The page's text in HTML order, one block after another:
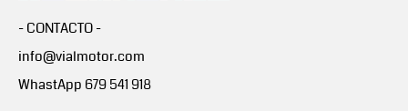
- CONTACTO -
info@vialmotor.com
WhastApp 679 541 918